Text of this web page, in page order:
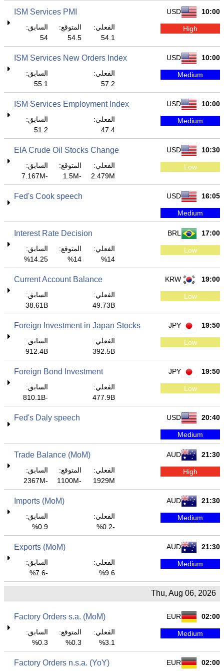
10:00
USD
ISM Services PMI
High
الفعلي:
54.1
المتوقع:
54.5
السابق:
54
10:00
USD
ISM Services New Orders Index
Medium
الفعلي:
57.2
السابق:
55.1
10:00
USD
ISM Services Employment Index
Medium
الفعلي:
47.4
السابق:
51.2
10:30
USD
EIA Crude Oil Stocks Change
Low
الفعلي:
2.479M
المتوقع:
-1.5M
السابق:
-7.167M
16:05
USD
Fed's Cook speech
Medium
17:00
BRL
Interest Rate Decision
Low
الفعلي:
14%
المتوقع:
14%
السابق:
14.25%
19:00
KRW
Current Account Balance
Low
الفعلي:
49.73B
السابق:
38.61B
19:50
JPY
Foreign Investment in Japan Stocks
Low
الفعلي:
392.5B
السابق:
912.4B
19:50
JPY
Foreign Bond Investment
Low
الفعلي:
477.9B
السابق:
-810.1B
20:40
USD
Fed's Daly speech
Medium
21:30
AUD
Trade Balance (MoM)
High
الفعلي:
1929M
المتوقع:
-1100M
السابق:
-2367M
21:30
AUD
Imports (MoM)
Medium
الفعلي:
-0.2%
السابق:
0.9%
21:30
AUD
Exports (MoM)
Medium
الفعلي:
9.6%
السابق:
-7.6%
Thu, Aug 06, 2026
02:00
EUR
Factory Orders s.a. (MoM)
Medium
الفعلي:
3.1%
المتوقع:
0.3%
السابق:
0.3%
02:00
EUR
Factory Orders n.s.a. (YoY)